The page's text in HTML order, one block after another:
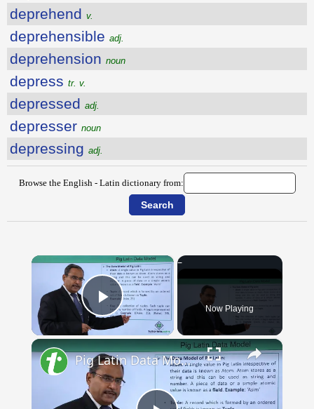
deprehend v.
deprehensible adj.
deprehension noun
depress tr. v.
depressed adj.
depresser noun
depressing adj.
Browse the English - Latin dictionary from:
×
Play Video Now Playing
×
Pig Latin Data Model